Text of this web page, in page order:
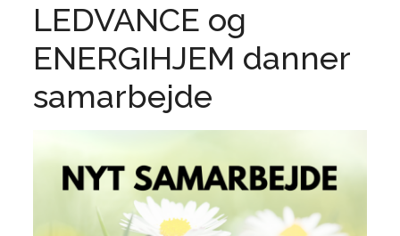
LEDVANCE og
ENERGIHJEM danner
samarbejde